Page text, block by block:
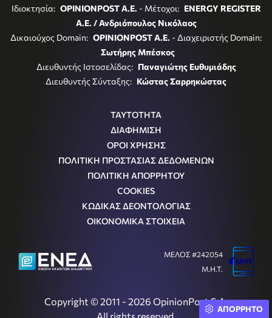
Ιδιοκτησία: OPINIONPOST A.E. - Μέτοχοι: ENERGY REGISTER
Α.Ε. / Ανδριόπουλος Νικόλαος
Δικαιούχος Domain: OPINIONPOST A.E. - Διαχειριστής Domain:
Σωτήρης Μπέσκος
Διευθυντής Ιστοσελίδας: Παναγιώτης Ευθυμιάδης
Διευθυντής Σύνταξης: Κώστας Σαρρηκώστας
ΤΑΥΤΟΤΗΤΑ
ΔΙΑΦΗΜΙΣΗ
ΟΡΟΙ ΧΡΗΣΗΣ
ΠΟΛΙΤΙΚΗ ΠΡΟΣΤΑΣΙΑΣ ΔΕΔΟΜΕΝΩΝ
ΠΟΛΙΤΙΚΗ ΑΠΟΡΡΗΤΟΥ
COOKIES
ΚΩΔΙΚΑΣ ΔΕΟΝΤΟΛΟΓΙΑΣ
ΟΙΚΟΝΟΜΙΚΑ ΣΤΟΙΧΕΙΑ
Copyright © 2011 - 2026 OpinionPost S.A.
ΜΕΛΟΣ #242054
Μ.Η.Τ.
ΑΠΟΡΡΗΤΟ